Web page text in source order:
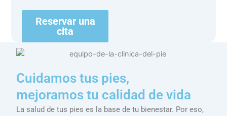
Reservar una
cita
Cuidamos tus pies,
mejoramos tu calidad de vida
La salud de tus pies es la base de tu bienestar. Por eso,